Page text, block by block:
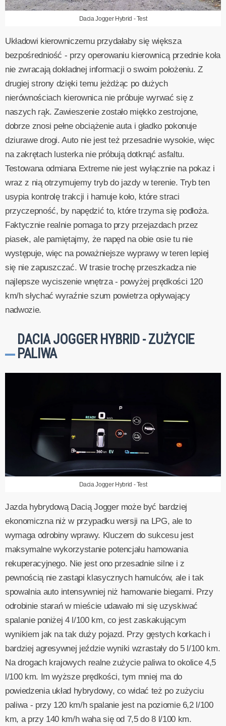
Dacia Jogger Hybrid - Test
Układowi kierowniczemu przydałaby się większa
bezpośredniość - przy operowaniu kierownicą przednie koła
nie zwracają dokładnej informacji o swoim położeniu. Z
drugiej strony dzięki temu jeżdżąc po dużych
nierównościach kierownica nie próbuje wyrwać się z
naszych rąk. Zawieszenie zostało miękko zestrojone,
dobrze znosi pełne obciążenie auta i gładko pokonuje
dziurawe drogi. Auto nie jest też przesadnie wysokie, więc
na zakrętach lusterka nie próbują dotknąć asfaltu.
Testowana odmiana Extreme nie jest wyłącznie na pokaz i
wraz z nią otrzymujemy tryb do jazdy w terenie. Tryb ten
usypia kontrolę trakcji i hamuje koło, które straci
przyczepność, by napędzić to, które trzyma się podłoża.
Faktycznie realnie pomaga to przy przejazdach przez
piasek, ale pamiętajmy, że napęd na obie osie tu nie
występuje, więc na poważniejsze wyprawy w teren lepiej
się nie zapuszczać. W trasie trochę przeszkadza nie
najlepsze wyciszenie wnętrza - powyżej prędkości 120
km/h słychać wyraźnie szum powietrza opływający
nadwozie.
DACIA JOGGER HYBRID - ZUŻYCIE
PALIWA
Dacia Jogger Hybrid - Test
Jazda hybrydową Dacią Jogger może być bardziej
ekonomiczna niż w przypadku wersji na LPG, ale to
wymaga odrobiny wprawy. Kluczem do sukcesu jest
maksymalne wykorzystanie potencjału hamowania
rekuperacyjnego. Nie jest ono przesadnie silne i z
pewnością nie zastąpi klasycznych hamulców, ale i tak
spowalnia auto intensywniej niż hamowanie biegami. Przy
odrobinie starań w mieście udawało mi się uzyskiwać
spalanie poniżej 4 l/100 km, co jest zaskakującym
wynikiem jak na tak duży pojazd. Przy gęstych korkach i
bardziej agresywnej jeździe wyniki wzrastały do 5 l/100 km.
Na drogach krajowych realne zużycie paliwa to okolice 4,5
l/100 km. Im wyższe prędkości, tym mniej ma do
powiedzenia układ hybrydowy, co widać też po zużyciu
paliwa - przy 120 km/h spalanie jest na poziomie 6,2 l/100
km, a przy 140 km/h waha się od 7,5 do 8 l/100 km.